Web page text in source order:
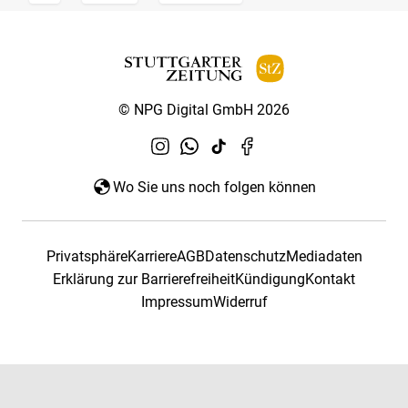
© NPG Digital GmbH 2026
Wo Sie uns noch folgen können
PrivatsphäreKarriereAGBDatenschutzMediadaten
Erklärung zur BarrierefreiheitKündigungKontakt
ImpressumWiderruf